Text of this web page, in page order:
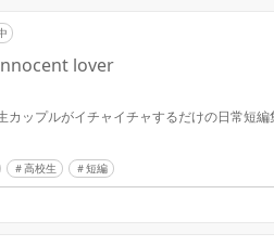
lover
カップルがイチャイチャするだけの日常短編
高校生 短編